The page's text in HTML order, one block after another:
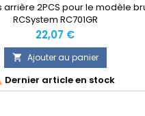
arrière 2PCS pour le modèle
RCSystem RC701GR
Prix
22,07 €
 Ajouter au panier
Dernier article en stock